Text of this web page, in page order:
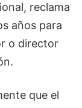
reclama
años para
o director
que el